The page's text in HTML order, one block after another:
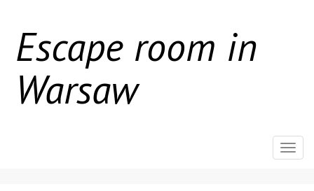
Escape room in
Warsaw